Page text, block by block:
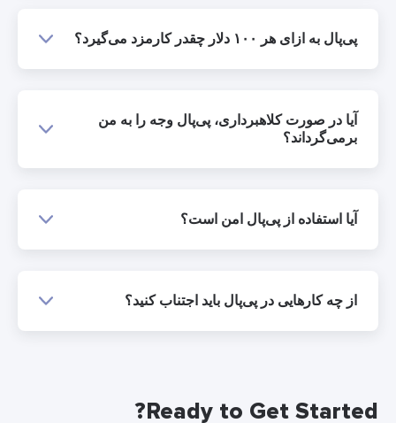
پی‌پال به ازای هر ۱۰۰ دلار چقدر کارمزد می‌گیرد؟
آیا در صورت کلاهبرداری، پی‌پال وجه را به من
برمی‌گرداند؟
آیا استفاده از پی‌پال امن است؟
از چه کارهایی در پی‌پال باید اجتناب کنید؟
Ready to Get Started?